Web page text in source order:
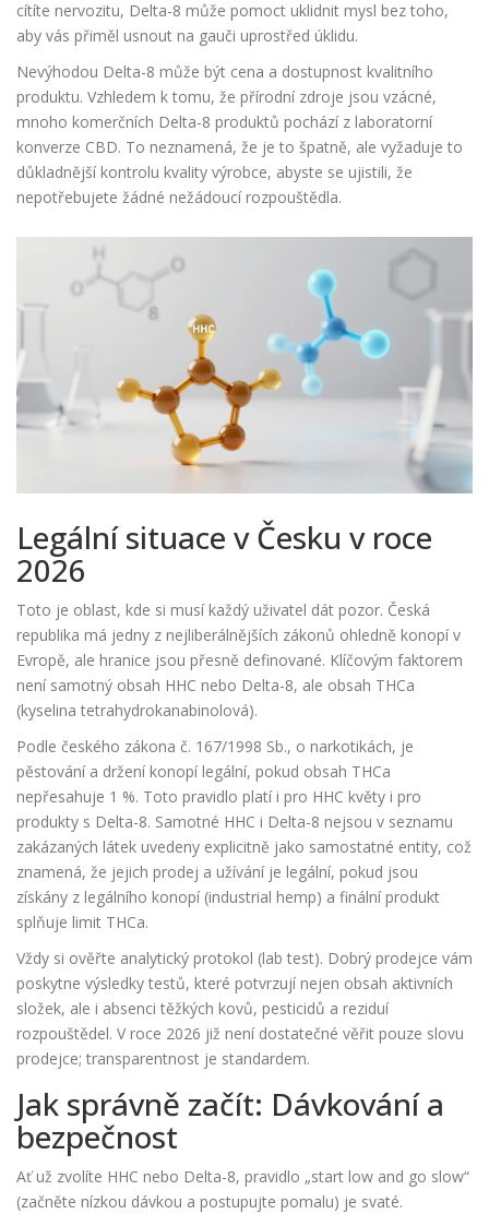
cítíte nervozitu, Delta-8 může pomoct uklidnit mysl bez toho,
aby vás přiměl usnout na gauči uprostřed úklidu.
Nevýhodou Delta-8 může být cena a dostupnost kvalitního
produktu. Vzhledem k tomu, že přírodní zdroje jsou vzácné,
mnoho komerčních Delta-8 produktů pochází z laboratorní
konverze CBD. To neznamená, že je to špatně, ale vyžaduje to
důkladnější kontrolu kvality výrobce, abyste se ujistili, že
nepotřebujete žádné nežádoucí rozpouštědla.
Legální situace v Česku v roce
2026
Toto je oblast, kde si musí každý uživatel dát pozor. Česká
republika má jedny z nejliberálnějších zákonů ohledně konopí v
Evropě, ale hranice jsou přesně definované. Klíčovým faktorem
není samotný obsah HHC nebo Delta-8, ale obsah THCa
(kyselina tetrahydrokanabinolová).
Podle českého zákona č. 167/1998 Sb., o narkotikách, je
pěstování a držení konopí legální, pokud obsah THCa
nepřesahuje 1 %. Toto pravidlo platí i pro HHC květy i pro
produkty s Delta-8. Samotné HHC i Delta-8 nejsou v seznamu
zakázaných látek uvedeny explicitně jako samostatné entity, což
znamená, že jejich prodej a užívání je legální, pokud jsou
získány z legálního konopí (industrial hemp) a finální produkt
splňuje limit THCa.
Vždy si ověřte analytický protokol (lab test). Dobrý prodejce vám
poskytne výsledky testů, které potvrzují nejen obsah aktivních
složek, ale i absenci těžkých kovů, pesticidů a reziduí
rozpouštědel. V roce 2026 již není dostatečné věřit pouze slovu
prodejce; transparentnost je standardem.
Jak správně začít: Dávkování a
bezpečnost
Ať už zvolíte HHC nebo Delta-8, pravidlo „start low and go slow“
(začněte nízkou dávkou a postupujte pomalu) je svaté.